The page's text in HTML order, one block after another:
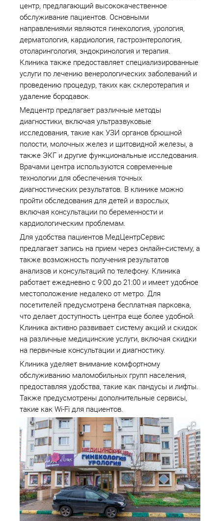
центр, предлагающий высококачественное
обслуживание пациентов. Основными
направлениями являются гинекология, урология,
дерматология, кардиология, гастроэнтерология,
отоларингология, эндокринология и терапия.
Клиника также предоставляет специализированные
услуги по лечению венерологических заболеваний и
проведению процедур, таких как склеротерапия и
удаление бородавок.
Медцентр предлагает различные методы
диагностики, включая ультразвуковые
исследования, такие как УЗИ органов брюшной
полости, молочных желез и щитовидной железы, а
также ЭКГ и другие функциональные исследования.
Врачами центра используются современные
технологии для обеспечения точных
диагностических результатов. В клинике можно
пройти обследования для детей и взрослых,
включая консультации по беременности и
кардиологическим проблемам.
Для удобства пациентов МедЦентрСервис
предлагает запись на прием через онлайн-систему, а
также возможность получения результатов
анализов и консультаций по телефону. Клиника
работает ежедневно с 9:00 до 21:00 и имеет удобное
местоположение недалеко от метро. Для
посетителей предусмотрена бесплатная парковка,
что делает доступность центра еще более удобной.
Клиника активно развивает систему акций и скидок
на различные медицинские услуги, включая скидки
на первичные консультации и диагностику.
Клиника уделяет внимание комфортному
обслуживанию маломобильных групп населения,
предоставляя удобства, такие как пандусы и лифты.
Также предусмотрены дополнительные сервисы,
такие как Wi-Fi для пациентов.